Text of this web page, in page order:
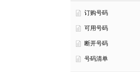
订购号码
可用号码
断开号码
号码清单